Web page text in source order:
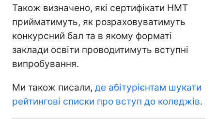
Також визначено, які сертифікати НМТ
прийматимуть, як розраховуватимуть
конкурсний бал та в якому форматі
заклади освіти проводитимуть вступні
випробування.
Ми також писали, де абітурієнтам шукати
рейтингові списки про вступ до коледжів.